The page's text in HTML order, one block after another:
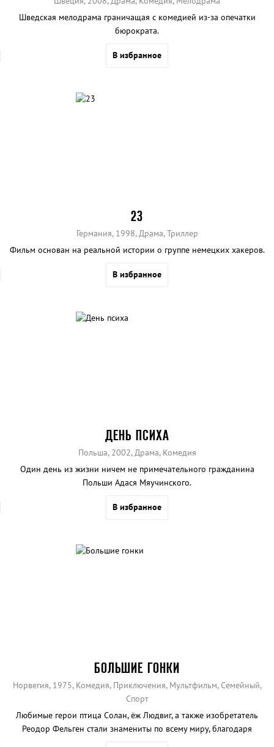
Шведская мелодрама граничащая с комедией из-за опечатки
бюрократа.
В избранное
23
Германия, 1998, Драма, Триллер
Фильм основан на реальной истории о группе немецких хакеров.
В избранное
ДЕНЬ ПСИХА
Польша, 2002, Драма, Комедия
Один день из жизни ничем не примечательного гражданина
Польши Адася Мяучинского.
В избранное
БОЛЬШИЕ ГОНКИ
Норвегия, 1975, Комедия, Приключения, Мультфильм, Семейный,
Спорт
Любимые герои птица Солан, ёж Людвиг, а также изобретатель
Реодор Фельген стали знамениты по всему миру, благодаря